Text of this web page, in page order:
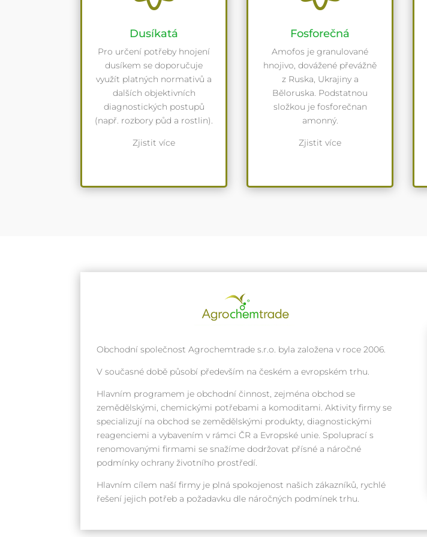
Dusíkatá
Pro určení potřeby hnojení
dusíkem se doporučuje
využít platných normativů a
dalších objektivních
diagnostických postupů
(např. rozbory půd a rostlin).
Zjistit více
Fosforečná
Amofos je granulované
hnojivo, dovážené převážně
z Ruska, Ukrajiny a
Běloruska. Podstatnou
složkou je fosforečnan
amonný.
Zjistit více
Obchodní společnost Agrochemtrade s.r.o. byla založena v roce 2006.
V současné době působí především na českém a evropském trhu.
Hlavním programem je obchodní činnost, zejména obchod se
zemědělskými, chemickými potřebami a komoditami. Aktivity firmy se
specializují na obchod se zemědělskými produkty, diagnostickými
reagenciemi a vybavením v rámci ČR a Evropské unie. Spoluprací s
renomovanými firmami se snažíme dodržovat přísné a náročné
podmínky ochrany životního prostředí.
Hlavním cílem naší firmy je plná spokojenost našich zákazníků, rychlé
řešení jejich potřeb a požadavku dle náročných podmínek trhu.